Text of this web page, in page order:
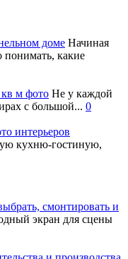
доме Начиная
понимать, какие
кв м фото Не у каждой
с большой... 0
интерьеров
кухню-гостиную,
смонтировать и
экран для сцены